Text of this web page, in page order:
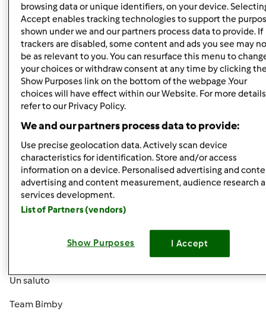
Lun, 11/03/2014 - 10:05
#5
Moky91 wrote:
Ciao a tutti, volevo solo una conferma: una signora mi ha
detto che le ritirano il tm31 e con 500€ le danno il nuovo
tm5...ma mica non ritirano l'usato?
Buongiorno Moki91,
Come giustamente anticipato da Magat, non sono
previste permute, scontistiche o altro legate al ritiro di
modelli precedenti.
La invitiamo a rimanere in contatto con la Sua Incaricata
per avere informazioni riguardo alle condizioni di
Un saluto
Team Bimby
browsing data or unique identifiers, on your device.
Accept enables tracking technologies to support the
shown under we and our partners process data to provide. If
trackers are disabled, some content and ads you see may
be as relevant to you. You can resurface this menu to
your choices or withdraw consent at any time by clicking
Show Purposes link on the bottom of the webpage .Your
choices will have effect within our Website. For more
refer to our Privacy Policy.
We and our partners process data to provide:
Use precise geolocation data. Actively scan device
characteristics for identification. Store and/or access
information on a device. Personalised advertising and
advertising and content measurement, audience research
services development.
List of Partners (vendors)
Show Purposes I Accept